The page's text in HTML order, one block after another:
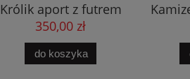
Kamizelka treningowa
Królik aport z futrem
small
350,00 zł
do koszyka